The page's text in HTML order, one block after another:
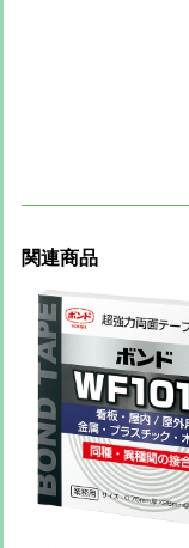
関連商品